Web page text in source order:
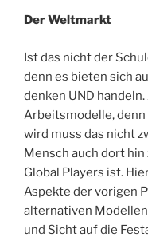
Der Weltmarkt
Ist das nicht der
denn es bieten sich
denken UND
Arbeitsmodelle,
wird muss das nicht
Mensch auch dort hin
Global Players ist.
Aspekte der vorigen
alternativen
und Sicht auf die